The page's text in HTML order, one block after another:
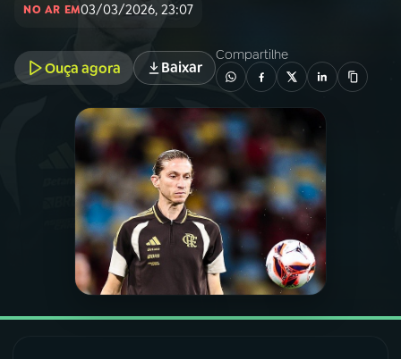
PROGRAMAS
PODCASTS
VIDEOCASTS
NO AR EM03/03/2026, 23:07
Ouça agora Baixar
Compartilhe